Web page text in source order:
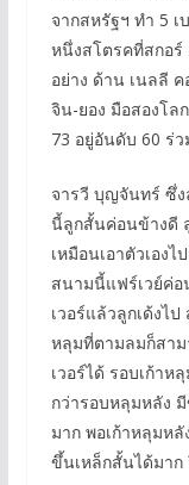
จากสหรัฐฯ ทำ 5 เ
หนึ่งสโตรคที่สกอร์
อย่าง ด้าน เนลลี
จิน-ยอง มือสองโล
73 อยู่อันดับ 60 ร่ว
จารวี บุญจันทร์ ซึ่ง
นี้ลูกสั้นค่อนข้างดี
เหมือนเอาตัวเอง
สนามนี้แฟร์เวย์ค่อ
เวอร์แล้วลูกเด้งไ
หลุมที่ตามลมก็สาม
เวอร์ได้ รอบเก้า
กว่ารอบหลุมหลัง
มาก พอเก้าหลุมห
ขึ้นเหล็กสั้นได้มาก